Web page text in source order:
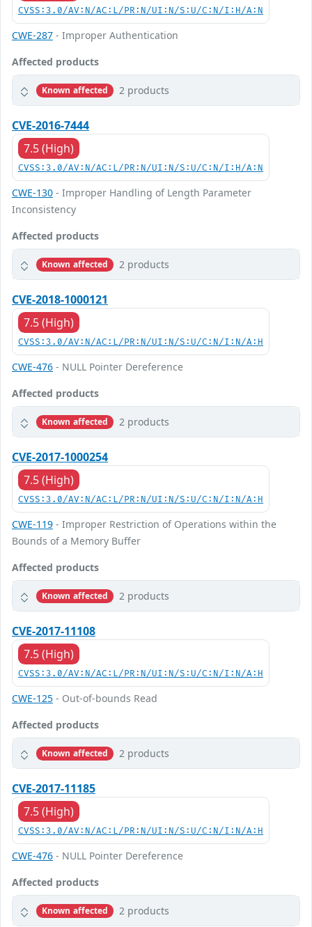
CVSS:3.0/AV:N/AC:L/PR:N/UI:N/S:U/C:N/I:H/A:N
CWE-287 - Improper Authentication
Affected products
Known affected 2 products
CVE-2016-7444
7.5 (High)
CVSS:3.0/AV:N/AC:L/PR:N/UI:N/S:U/C:N/I:H/A:N
CWE-130 - Improper Handling of Length Parameter
Inconsistency
Affected products
Known affected 2 products
CVE-2018-1000121
7.5 (High)
CVSS:3.0/AV:N/AC:L/PR:N/UI:N/S:U/C:N/I:N/A:H
CWE-476 - NULL Pointer Dereference
Affected products
Known affected 2 products
CVE-2017-1000254
7.5 (High)
CVSS:3.0/AV:N/AC:L/PR:N/UI:N/S:U/C:N/I:N/A:H
CWE-119 - Improper Restriction of Operations within the
Bounds of a Memory Buffer
Affected products
Known affected 2 products
CVE-2017-11108
7.5 (High)
CVSS:3.0/AV:N/AC:L/PR:N/UI:N/S:U/C:N/I:N/A:H
CWE-125 - Out-of-bounds Read
Affected products
Known affected 2 products
CVE-2017-11185
7.5 (High)
CVSS:3.0/AV:N/AC:L/PR:N/UI:N/S:U/C:N/I:N/A:H
CWE-476 - NULL Pointer Dereference
Affected products
Known affected 2 products